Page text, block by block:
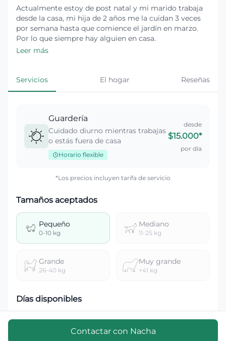
jugar con mi perro. Somos muy cuidadosos con los
perritos ya que el nuestro necesita cuidados más
rigurosos por el shock de calor, su peso, etc por lo que
no sería diferente con nuestros huéspedes peludos!! .
Actualmente estoy de post natal y mi marido trabaja
desde la casa, mi hija de 2 años me la cuidan 3 veces
por semana hasta que comience el jardín en marzo.
Por lo que siempre hay alguien en casa.
Leer más
Servicios El hogar Reseñas
Guardería
Cuidado diurno mientras trabajas
o estás fuera de casa
Horario flexible
desde
$15.000*
por día
*Los precios incluyen tarifa de servicio
Tamaños aceptados
Pequeño
0-10 kg
Mediano
11-25 kg
Grande
26-40 kg
Muy grande
+41 kg
Días disponibles
Lun Mar Mié Jue Vie Sáb Dom
Contactar con Nacha